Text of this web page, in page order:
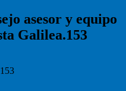
asesor y equipo
Galilea.153